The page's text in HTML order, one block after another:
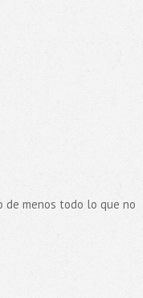
menos todo lo que no